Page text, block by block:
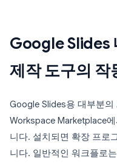
Google Slides
제작 도구의 작
Google Slides용 대부분
Workspace Marketplace
니다. 설치되면 확장 프로
니다. 일반적인 워크플로